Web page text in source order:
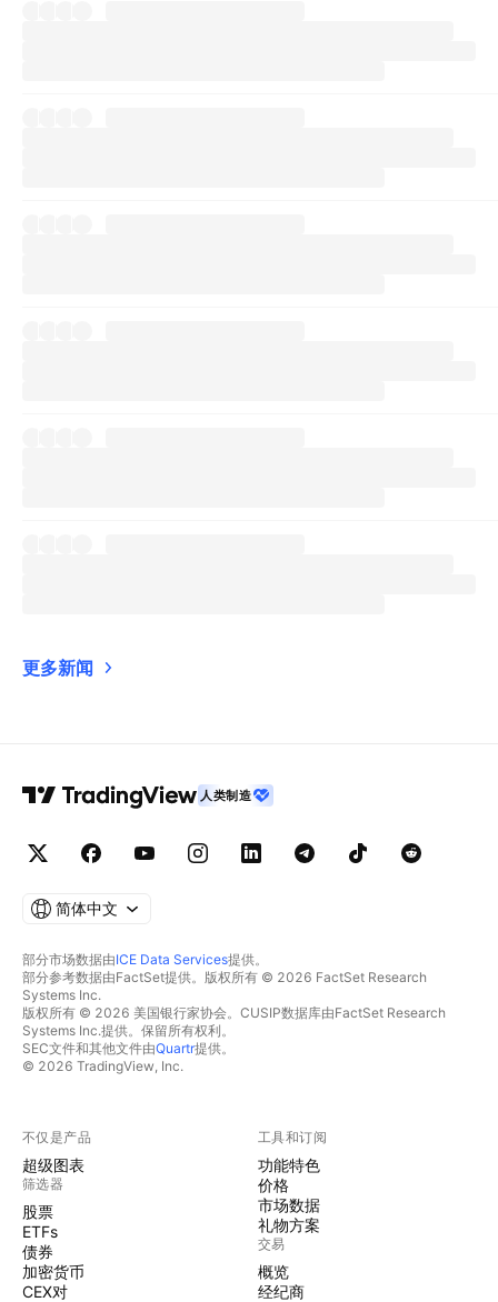
更多新闻
人类制造
简体中文
部分市场数据由ICE Data Services提供。
部分参考数据由FactSet提供。版权所有 © 2026 FactSet Research
Systems Inc.
版权所有 © 2026 美国银行家协会。CUSIP数据库由FactSet Research
Systems Inc.提供。保留所有权利。
SEC文件和其他文件由Quartr提供。
© 2026 TradingView, Inc.
不仅是产品
超级图表
筛选器
股票
ETFs
债券
加密货币
CEX对
工具和订阅
功能特色
价格
市场数据
礼物方案
交易
概览
经纪商